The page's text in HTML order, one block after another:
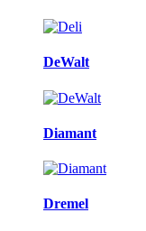
DeWalt
Diamant
Dremel